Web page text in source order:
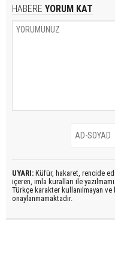
HABERE YORUM KAT
UYARI: Küfür, hakaret, rencide
içeren, imla kuralları ile
Türkçe karakter kullanılmayan
onaylanmamaktadır.